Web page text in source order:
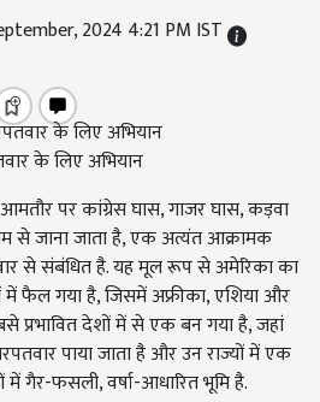
2024 4:21 PM IST
के लिए अभियान
आमतौर पर कांग्रेस घास, गाजर घास, कड़वा
से जाना जाता है, एक अत्यंत आक्रामक
से संबंधित है. यह मूल रूप से अमेरिका का
फैल गया है, जिसमें अफ्रीका, एशिया और
प्रभावित देशों में से एक बन गया है, जहां
पाया जाता है और उन राज्यों में एक
में गैर-फसली, वर्षा-आधारित भूमि है.